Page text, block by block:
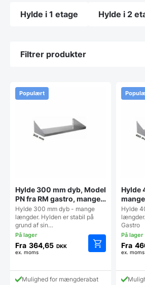
Hylde i 1 etage Hylde i 2
Filtrer produkter
Populært
Hylde 300 mm dyb, Model
PN fra RM gastro, mange
længder
Hylde 300 mm dyb - mange
længder. Hylden er stabil på
grund af sin…
Fra 364,65 DKK
ex. moms
har
Mulighed for mængderabat
Hylde
Hylde
Gastro
Fra
ex. moms